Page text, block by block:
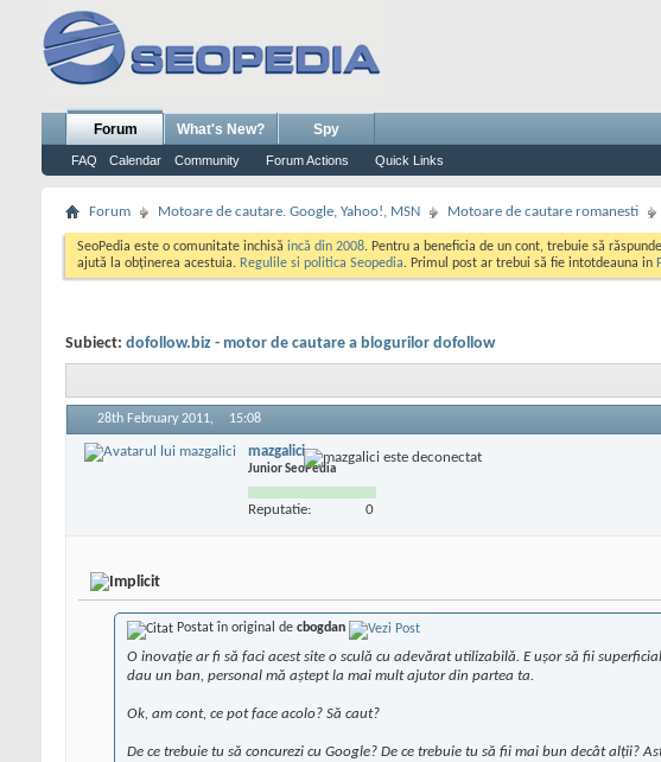
Forum
FAQ Calendar Community Forum Actions Quick Links
What's New? Spy
Forum Motoare de cautare. Google, Yahoo!, MSN Motoare de cautare romanesti
SeoPedia este o comunitate inchisă incă din 2008. Pentru a beneficia de un cont, trebuie să
ajută la obținerea acestuia. Regulile si politica Seopedia. Primul post ar trebui să fie intotdeauna in
Subiect: dofollow.biz - motor de cautare a blogurilor dofollow
28th February 2011, 15:08
mazgalici
Junior SeoPedia
Reputatie: 0
Postat în original de cbogdan
O inovație ar fi să faci acest site o sculă cu adevărat utilizabilă. E ușor să fii
dau un ban, personal mă aștept la mai mult ajutor din partea ta.
Ok, am cont, ce pot face acolo? Să caut?
De ce trebuie tu să concurezi cu Google? De ce trebuie tu să fii mai bun decât